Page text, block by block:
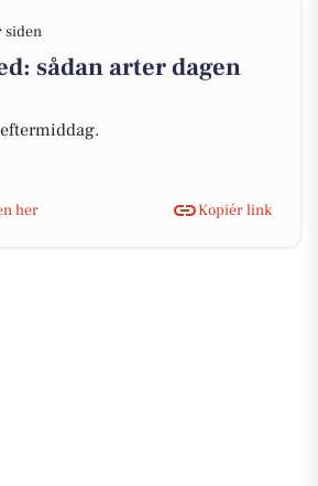
siden
sådan arter dagen
her
Kopiér link